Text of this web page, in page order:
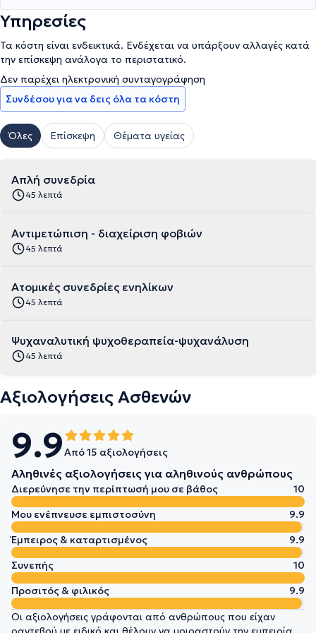
Υπηρεσίες
Τα κόστη είναι ενδεικτικά. Ενδέχεται να υπάρξουν αλλαγές κατά
την επίσκεψη ανάλογα το περιστατικό.
Δεν παρέχει ηλεκτρονική συνταγογράφηση
Συνδέσου για να δεις όλα τα κόστη
Όλες Επίσκεψη Θέματα υγείας
Απλή συνεδρία
45 λεπτά
Αντιμετώπιση - διαχείριση φοβιών
45 λεπτά
Ατομικές συνεδρίες ενηλίκων
45 λεπτά
Ψυχαναλυτική ψυχοθεραπεία-ψυχανάλυση
45 λεπτά
Αξιολογήσεις Ασθενών
9.9Από 15 αξιολογήσεις
Αληθινές αξιολογήσεις για αληθινούς ανθρώπους
Διερεύνησε την περίπτωσή μου σε βάθος
10
Μου ενέπνευσε εμπιστοσύνη
9.9
Έμπειρος & καταρτισμένος
9.9
Συνεπής
10
Προσιτός & φιλικός
9.9
Οι αξιολογήσεις γράφονται από ανθρώπους που είχαν